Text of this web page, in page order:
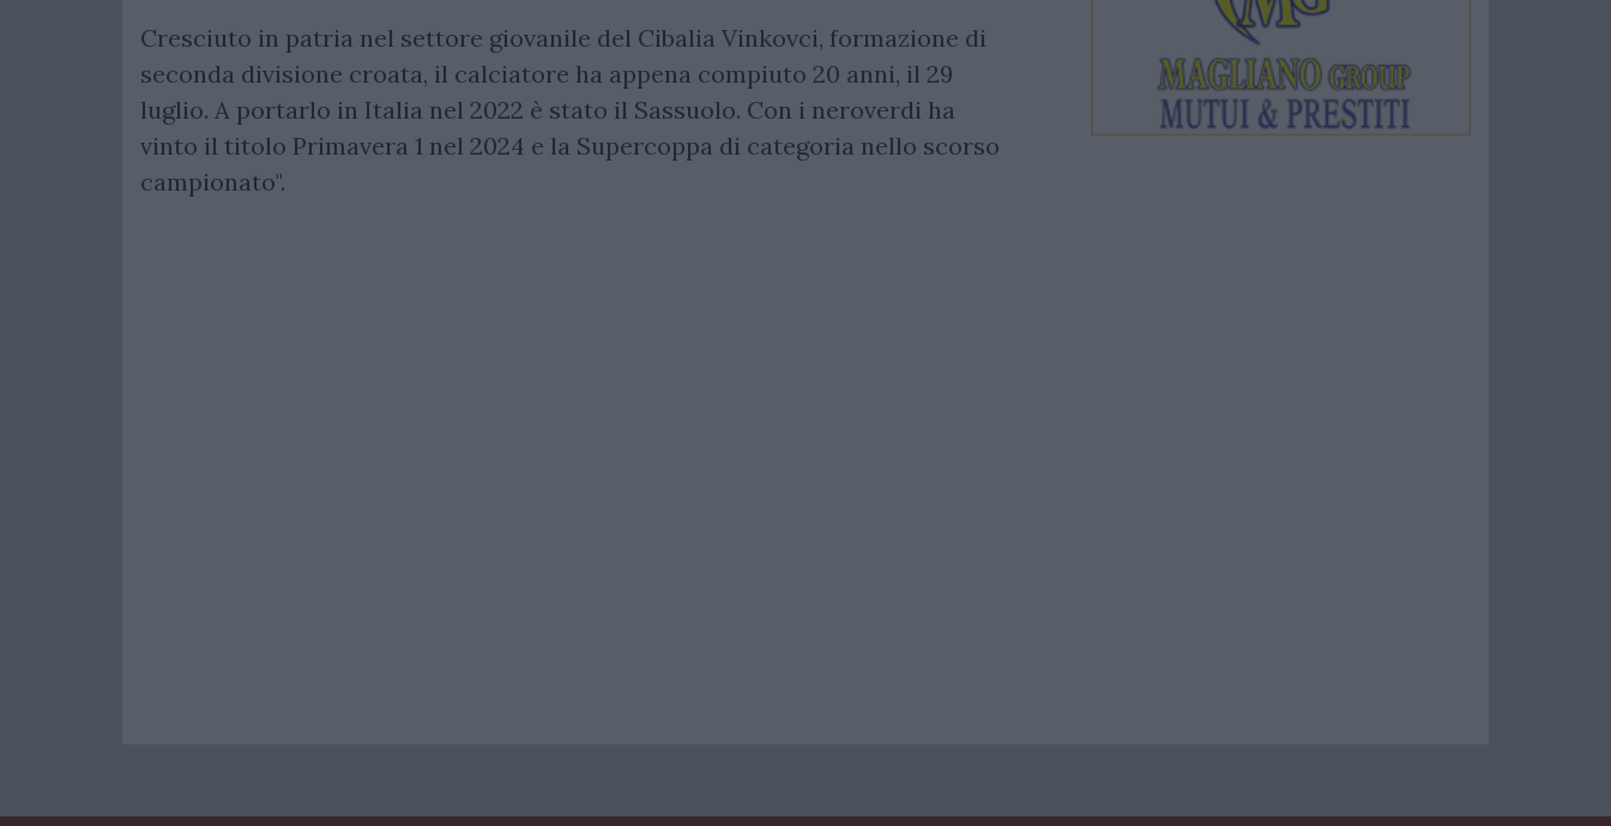
Cresciuto in patria nel settore giovanile del Cibalia Vinkovci, formazione di
seconda divisione croata, il calciatore ha appena compiuto 20 anni, il 29
luglio. A portarlo in Italia nel 2022 è stato il Sassuolo. Con i neroverdi ha
vinto il titolo Primavera 1 nel 2024 e la Supercoppa di categoria nello scorso
campionato".